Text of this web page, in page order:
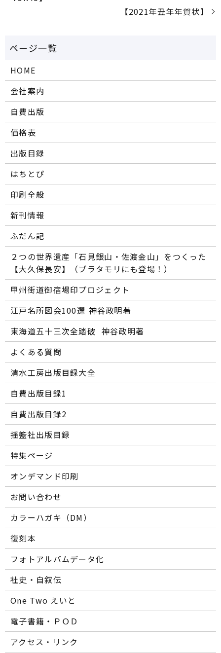
【2021年丑年年賀状】
HOME
会社案内
自費出版
価格表
出版目録
はちとぴ
印刷全般
新刊情報
ふだん記
２つの世界遺産「石見銀山・佐渡金山」をつくった
【大久保長安】（ブラタモリにも登場！）
甲州街道御宿場印プロジェクト
江戸名所図会100選―― 神谷政明著
東海道五十三次全踏破 ―― 神谷政明著
よくある質問
清水工房出版目録大全
自費出版目録1
自費出版目録2
揺籃社出版目録
特集ページ
オンデマンド印刷
お問い合わせ
カラーハガキ（DM）
復刻本
フォトアルバムデータ化
社史・自叙伝
One Two えいと
電子書籍・ＰＯＤ
アクセス・リンク